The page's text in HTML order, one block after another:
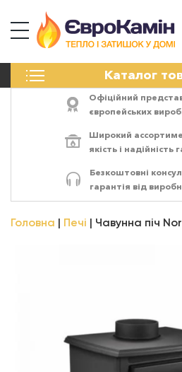
Каталог
ПЕЧІ
ЕЛЕКТРОКАМІНИ
АКСЕСУАРИ
Офіційний
європейських
Широкий
якість і надійність
Безкоштовні
гарантія від
Головна Печі Чавунна піч